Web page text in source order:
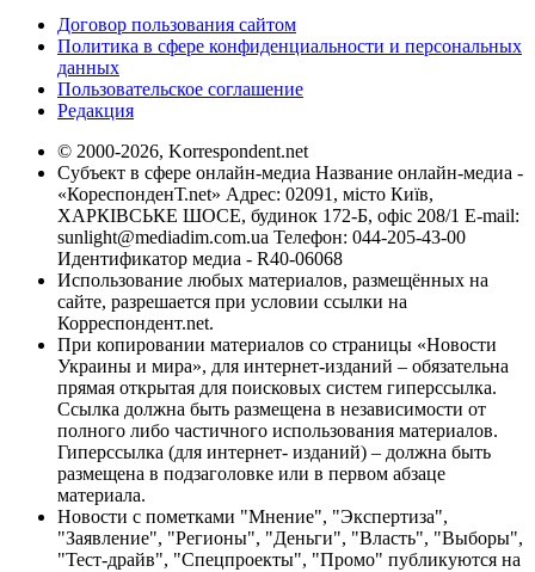
Договор пользования сайтом
Политика в сфере конфиденциальности и персональных
данных
Пользовательское соглашение
Редакция
© 2000-2026, Korrespondent.net
Субъект в сфере онлайн-медиа Название онлайн-медиа -
«КореспонденТ.net» Адрес: 02091, місто Київ,
ХАРКІВСЬКЕ ШОСЕ, будинок 172-Б, офіс 208/1 E-mail:
sunlight@mediadim.com.ua Телефон: 044-205-43-00
Идентификатор медиа - R40-06068
Использование любых материалов, размещённых на
сайте, разрешается при условии ссылки на
Корреспондент.net.
При копировании материалов со страницы «Новости
Украины и мира», для интернет-изданий – обязательна
прямая открытая для поисковых систем гиперссылка.
Ссылка должна быть размещена в независимости от
полного либо частичного использования материалов.
Гиперссылка (для интернет- изданий) – должна быть
размещена в подзаголовке или в первом абзаце
материала.
Новости с пометками "Мнение", "Экспертиза",
"Заявление", "Регионы", "Деньги", "Власть", "Выборы",
"Тест-драйв", "Спецпроекты", "Промо" публикуются на